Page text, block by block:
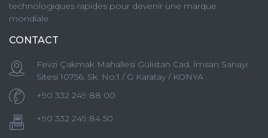
technologiques rapides pour devenir une marque
mondiale.
CONTACT
Fevzi Çakmak Mahallesi Gülistan Cad. İmsan Sanayi
Sitesi 10756. Sk. No:1 / G Karatay / KONYA
+90 332 249 88 00
+90 332 249 84 50